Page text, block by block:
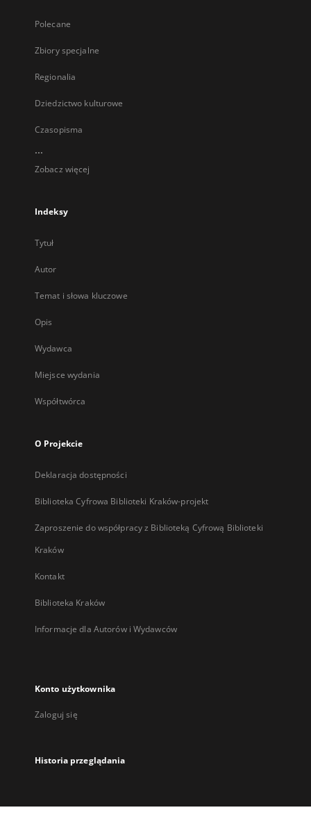
Polecane
Zbiory specjalne
Regionalia
Dziedzictwo kulturowe
Czasopisma
...
Zobacz więcej
Indeksy
Tytuł
Autor
Temat i słowa kluczowe
Opis
Wydawca
Miejsce wydania
Współtwórca
O Projekcie
Deklaracja dostępności
Biblioteka Cyfrowa Biblioteki Kraków-projekt
Zaproszenie do współpracy z Biblioteką Cyfrową Biblioteki
Kraków
Kontakt
Biblioteka Kraków
Informacje dla Autorów i Wydawców
Konto użytkownika
Zaloguj się
Historia przeglądania